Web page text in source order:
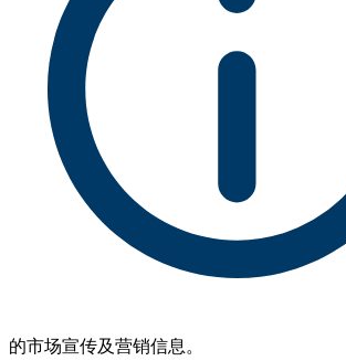
的市场宣传及营销信息。